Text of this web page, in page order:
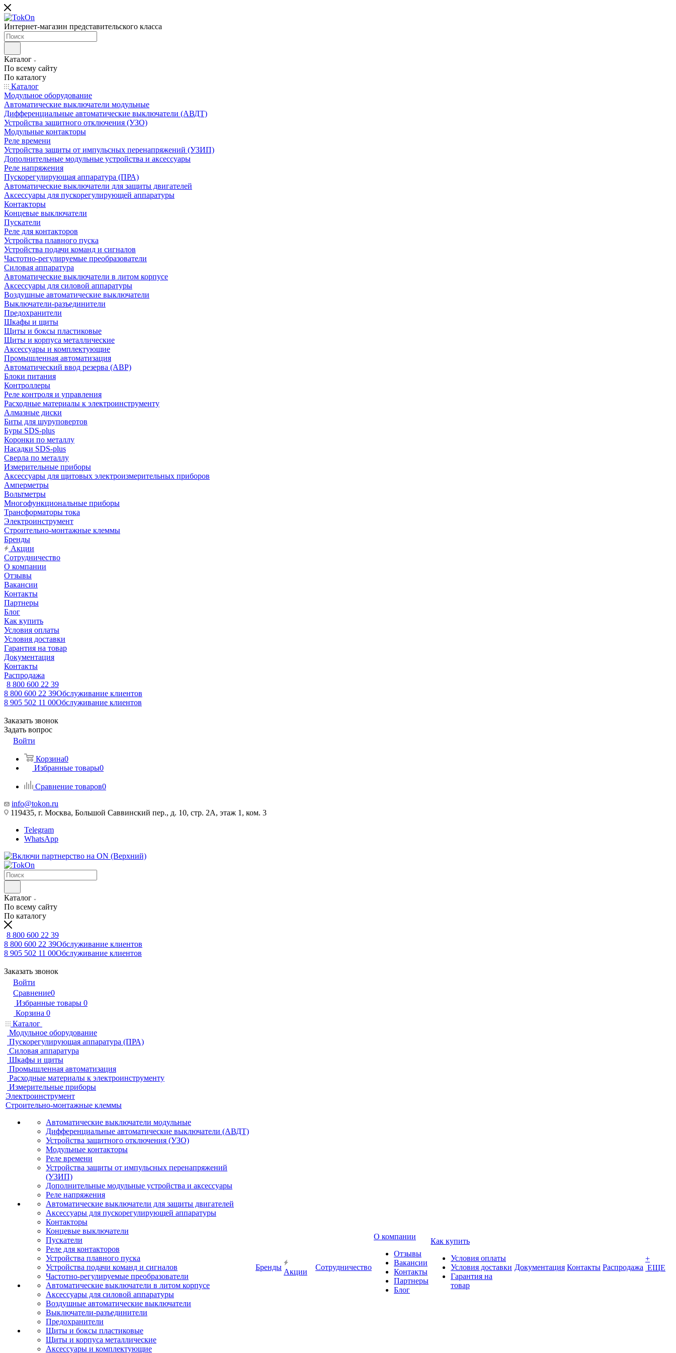
Интернет-магазин представительского класса
Каталог
По всему сайту
По каталогу
Каталог
Модульное оборудование
Автоматические выключатели модульные
Дифференциальные автоматические выключатели (АВДТ)
Устройства защитного отключения (УЗО)
Модульные контакторы
Реле времени
Устройства защиты от импульсных перенапряжений (УЗИП)
Дополнительные модульные устройства и аксессуары
Реле напряжения
Пускорегулирующая аппаратура (ПРА)
Автоматические выключатели для защиты двигателей
Аксессуары для пускорегулирующей аппаратуры
Контакторы
Концевые выключатели
Пускатели
Реле для контакторов
Устройства плавного пуска
Устройства подачи команд и сигналов
Частотно-регулируемые преобразователи
Силовая аппаратура
Автоматические выключатели в литом корпусе
Аксессуары для силовой аппаратуры
Воздушные автоматические выключатели
Выключатели-разъединители
Предохранители
Шкафы и щиты
Щиты и боксы пластиковые
Щиты и корпуса металлические
Аксессуары и комплектующие
Промышленная автоматизация
Автоматический ввод резерва (АВР)
Блоки питания
Контроллеры
Реле контроля и управления
Расходные материалы к электроинструменту
Алмазные диски
Биты для шуруповертов
Буры SDS-plus
Коронки по металлу
Насадки SDS-plus
Сверла по металлу
Измерительные приборы
Аксессуары для щитовых электроизмерительных приборов
Амперметры
Вольтметры
Многофункциональные приборы
Трансформаторы тока
Электроинструмент
Строительно-монтажные клеммы
Бренды
Акции
Сотрудничество
О компании
Отзывы
Вакансии
Контакты
Партнеры
Блог
Как купить
Условия оплаты
Условия доставки
Гарантия на товар
Документация
Контакты
Распродажа
8 800 600 22 39
8 800 600 22 39Обслуживание клиентов
8 905 502 11 00Обслуживание клиентов
Заказать звонок
Задать вопрос
Войти
Корзина0
Избранные товары0
Сравнение товаров0
info@tokon.ru
119435, г. Москва, Большой Саввинский пер., д. 10, стр. 2А, этаж 1, ком. 3
Telegram
WhatsApp
Каталог
По всему сайту
По каталогу
8 800 600 22 39
8 800 600 22 39Обслуживание клиентов
8 905 502 11 00Обслуживание клиентов
Заказать звонок
Войти
Сравнение0
Избранные товары 0
Корзина 0
Каталог
Модульное оборудование
Пускорегулирующая аппаратура (ПРА)
Силовая аппаратура
Шкафы и щиты
Промышленная автоматизация
Расходные материалы к электроинструменту
Измерительные приборы
Электроинструмент
Строительно-монтажные клеммы
Автоматические выключатели модульные
Дифференциальные автоматические выключатели (АВДТ)
Устройства защитного отключения (УЗО)
Модульные контакторы
Реле времени
Устройства защиты от импульсных перенапряжений
(УЗИП)
Дополнительные модульные устройства и аксессуары
Реле напряжения
Автоматические выключатели для защиты двигателей
Аксессуары для пускорегулирующей аппаратуры
Контакторы
Концевые выключатели
Пускатели
Реле для контакторов
Устройства плавного пуска
Устройства подачи команд и сигналов
Частотно-регулируемые преобразователи
Автоматические выключатели в литом корпусе
Аксессуары для силовой аппаратуры
Воздушные автоматические выключатели
Выключатели-разъединители
Предохранители
Щиты и боксы пластиковые
Щиты и корпуса металлические
Аксессуары и комплектующие
Бренды
Акции
Сотрудничество
О компании
Отзывы
Вакансии
Контакты
Партнеры
Блог
Как купить
Условия оплаты
Условия доставки
Гарантия на
товар
Документация Контакты Распродажа
+
ЕЩЕ